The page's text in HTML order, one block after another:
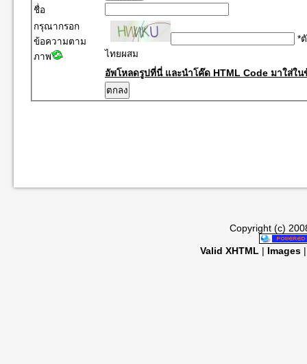
ชื่อ
กรุณากรอก
ข้อความตาม
ภาพ
*
ไทยผสม
อัพโหลดรูปที่นี่ และนำโค๊ด HTML Code มาใส่ใน
Copyright (c)
Valid XHTML Images